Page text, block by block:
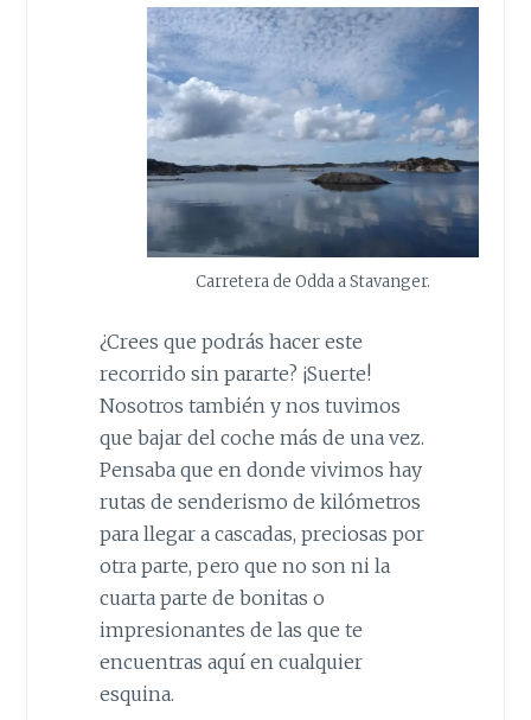
Carretera de Odda a Stavanger.
¿Crees que podrás hacer este
recorrido sin pararte? ¡Suerte!
Nosotros también y nos tuvimos
que bajar del coche más de una vez.
Pensaba que en donde vivimos hay
rutas de senderismo de kilómetros
para llegar a cascadas, preciosas por
otra parte, pero que no son ni la
cuarta parte de bonitas o
impresionantes de las que te
encuentras aquí en cualquier
esquina.